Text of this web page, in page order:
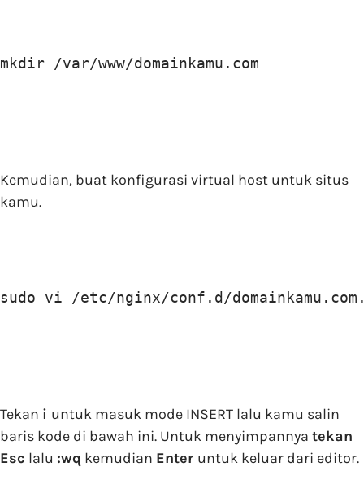
mkdir /var/www/domainkamu.com
Kemudian, buat konfigurasi virtual host untuk situs
kamu.
sudo vi /etc/nginx/conf.d/
Tekan i untuk masuk mode INSERT lalu kamu salin
baris kode di bawah ini. Untuk menyimpannya tekan
Esc lalu :wq kemudian Enter untuk keluar dari editor.